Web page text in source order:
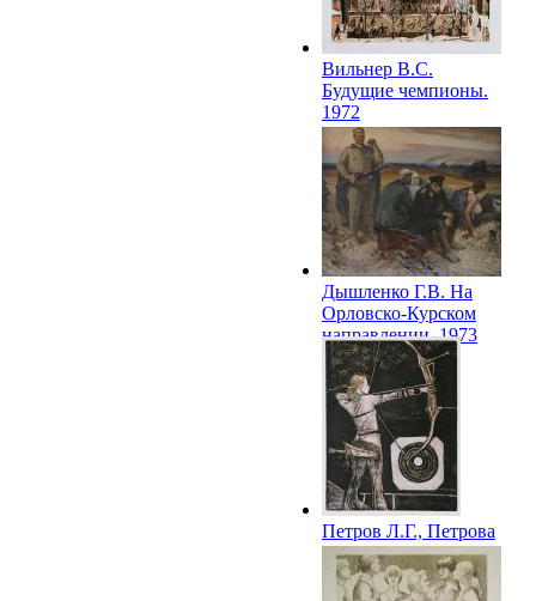
Вильнер В.С.
Будущие чемпионы.
1972
Дышленко Г.В. На
Орловско-Курском
направлении. 1973
Петров Л.Г., Петрова
В.В. Лучница. 1975